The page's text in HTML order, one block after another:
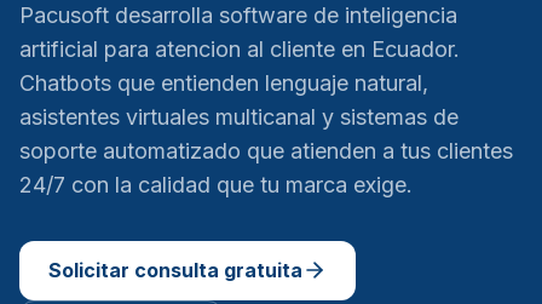
Pacusoft desarrolla software de inteligencia
artificial para atencion al cliente en Ecuador.
Chatbots que entienden lenguaje natural,
asistentes virtuales multicanal y sistemas de
soporte automatizado que atienden a tus clientes
24/7 con la calidad que tu marca exige.
Solicitar consulta gratuita